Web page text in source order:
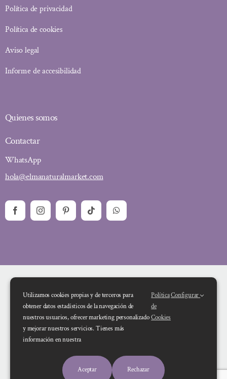
Política de privacidad
Política de cookies
Aviso legal
Informe de accesibilidad
Quienes somos
Contactar
WhatsApp
hola@elmanaturalmarket.com
Financiado por la Unión Europea – NextGenerationEU. Sin embargo, los
autores y no reflejan necesariamente los de la Unión Europea o la Comisión
Europea. Ni la Unión Europea ni la Comisión Europea pueden ser consideradas
Utilizamos cookies propias y de terceros para
obtener datos estadísticos de la navegación de
nuestros usuarios, ofrecer marketing personalizado
y mejorar nuestros servicios. Tienes más
información en nuestra
Política
de
Cookies
Configurar
Aceptar Rechazar